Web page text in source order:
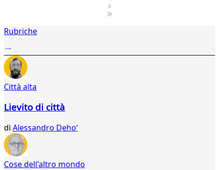
2Rubriche
Città alta
Lievito di città
di Alessandro Dehoʼ
Cose dell'altro mondo